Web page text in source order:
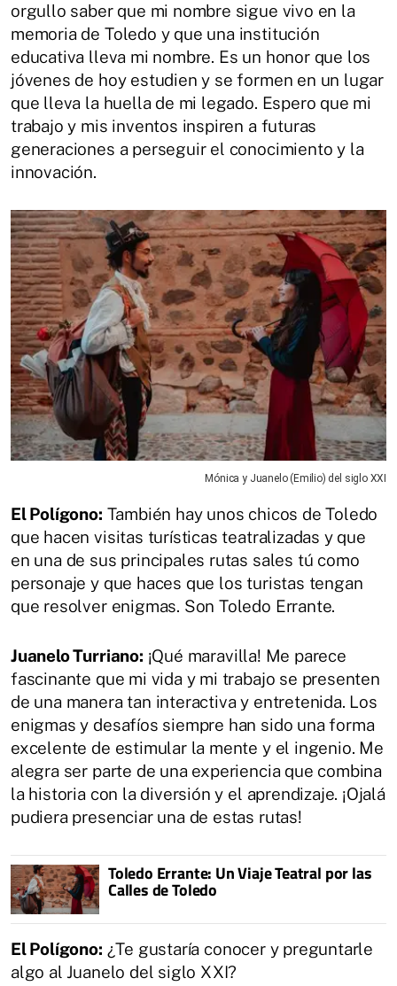
orgullo saber que mi nombre sigue vivo en la
memoria de Toledo y que una institución
educativa lleva mi nombre. Es un honor que los
jóvenes de hoy estudien y se formen en un lugar
que lleva la huella de mi legado. Espero que mi
trabajo y mis inventos inspiren a futuras
generaciones a perseguir el conocimiento y la
innovación.
Mónica y Juanelo (Emilio) del siglo XXI
El Polígono: También hay unos chicos de Toledo
que hacen visitas turísticas teatralizadas y que
en una de sus principales rutas sales tú como
personaje y que haces que los turistas tengan
que resolver enigmas. Son Toledo Errante.
Juanelo Turriano: ¡Qué maravilla! Me parece
fascinante que mi vida y mi trabajo se presenten
de una manera tan interactiva y entretenida. Los
enigmas y desafíos siempre han sido una forma
excelente de estimular la mente y el ingenio. Me
alegra ser parte de una experiencia que combina
la historia con la diversión y el aprendizaje. ¡Ojalá
pudiera presenciar una de estas rutas!
Toledo Errante: Un Viaje Teatral por las
Calles de Toledo
El Polígono: ¿Te gustaría conocer y preguntarle
algo al Juanelo del siglo XXI?